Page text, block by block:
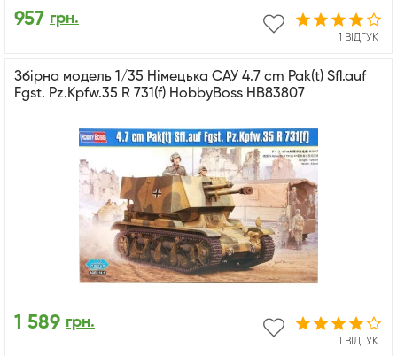
1 ВІДГУК
957 грн.
Збірна модель 1/35 Німецька САУ 4.7 cm Pak(t) Sfl.auf
Fgst. Pz.Kpfw.35 R 731(f) HobbyBoss HB83807
1 ВІДГУК
1 589 грн.